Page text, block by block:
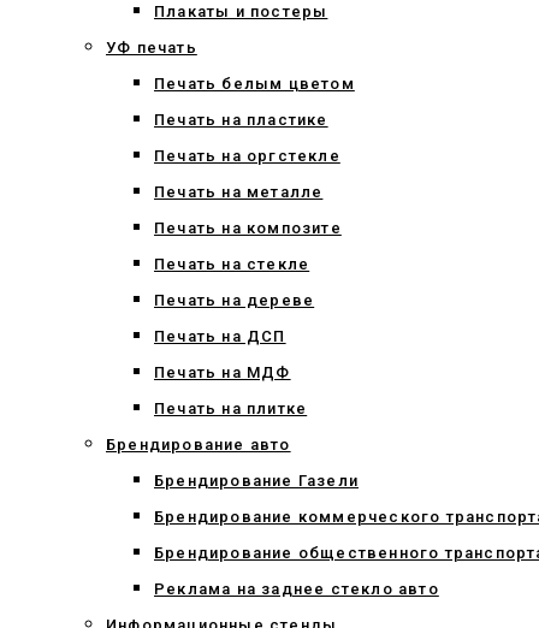
Плакаты и постеры
УФ печать
Печать белым цветом
Печать на пластике
Печать на оргстекле
Печать на металле
Печать на композите
Печать на стекле
Печать на дереве
Печать на ДСП
Печать на МДФ
Печать на плитке
Брендирование авто
Брендирование Газели
Брендирование коммерческого
Брендирование общественного
Реклама на заднее стекло авто